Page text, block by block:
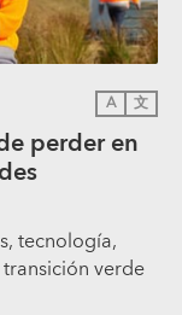
A 文
perder en
tecnología,
verde